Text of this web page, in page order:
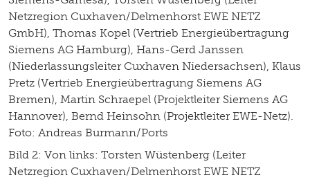
Netzregion Cuxhaven/Delmenhorst EWE NETZ
GmbH), Thomas Kopel (Vertrieb Energieübertragung
Siemens AG Hamburg), Hans-Gerd Janssen
(Niederlassungsleiter Cuxhaven Niedersachsen), Klaus
Pretz (Vertrieb Energieübertragung Siemens AG
Bremen), Martin Schraepel (Projektleiter Siemens AG
Hannover), Bernd Heinsohn (Projektleiter EWE-Netz).
Foto: Andreas Burmann/Ports
Bild 2: Von links: Torsten Wüstenberg (Leiter
Netzregion Cuxhaven/Delmenhorst EWE NETZ